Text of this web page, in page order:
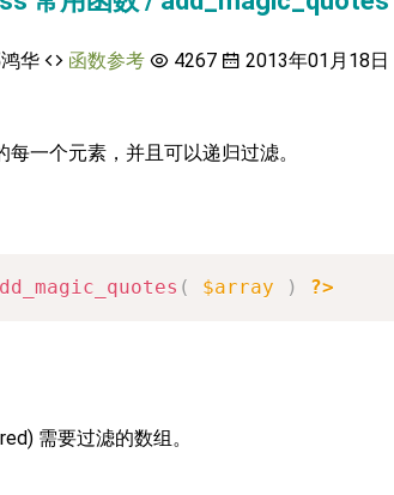
华 函数参考 4267 2013年01月18日
每一个元素，并且可以递归过滤。
( $array ) ?>
需要过滤的数组。